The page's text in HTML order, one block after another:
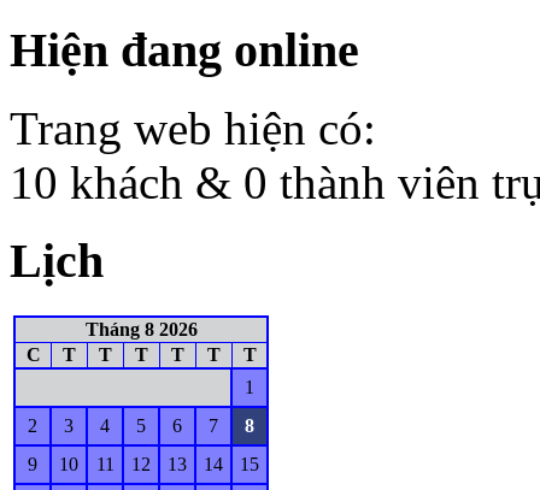
Hiện đang online
Trang web hiện có:
10 khách & 0 thành viên
Lịch
Tháng 8 2026
C
T T T T T
T
1
2
3 4 5 6 7
8
9
10 11 12 13 14
15